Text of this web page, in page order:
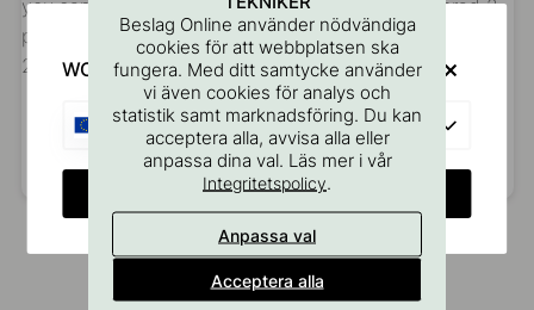
Inlägg
you.can.call.me.queenb
Inlägg
av
villa.varpula
Beslag Online använder nödvändiga
cookies för att webbplatsen ska
fungera. Med ditt samtycke använder
vi även cookies för analys och
statistik samt marknadsföring. Du kan
acceptera alla, avvisa alla eller
anpassa dina val. Läs mer i vår
Integritetspolicy.
Anpassa val
Acceptera alla
WOULD YOU RATHER VISIT?
EU
CHANGE COUNTRY